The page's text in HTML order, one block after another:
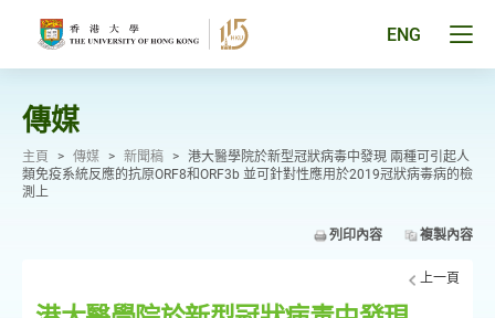
ENG
傳媒
主頁 > 傳媒 > 新聞稿 > 港大醫學院於新型冠狀病毒中發現 兩種可引起人
類免疫系統反應的抗原ORF8和ORF3b 並可針對性應用於2019冠狀病毒病的檢
測上
列印內容 複製內容
上一頁